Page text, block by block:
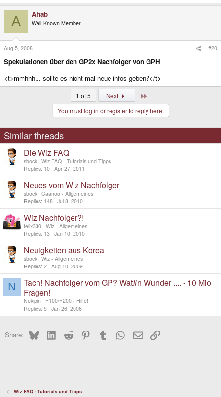
A Ahab
Well-Known Member
Aug 5, 2008 #20
Spekulationen über den GP2x Nachfolger von GPH
<t>mmhhh... sollte es nicht mal neue infos geben?</t>
1 of 5 Next
You must log in or register to reply here.
Similar threads
Die Wiz FAQ
sbock Wiz FAQ - Tutorials und Tipps
Replies 10 Apr 27, 2011
Neues vom Wiz Nachfolger
sbock Caanoo - Allgemeines
Replies 148 Jul 8, 2010
Wiz Nachfolger?!
felix330 Wiz - Allgemeines
Replies 13 Jan 10, 2010
Neuigkeiten aus Korea
sbock Wiz - Allgemeines
Replies 2 Aug 10, 2009
N
Tach! Nachfolger vom GP? Wat#n Wunder .... - 10 Mio
Fragen!
Nokipin
F100/F200 - Hilfe!
Replies 5 Jan 26, 2006
Share: BlueskyLinkedInReddit PinterestTumblr WhatsApp
EmailLink
Wiz FAQ - Tutorials und Tipps